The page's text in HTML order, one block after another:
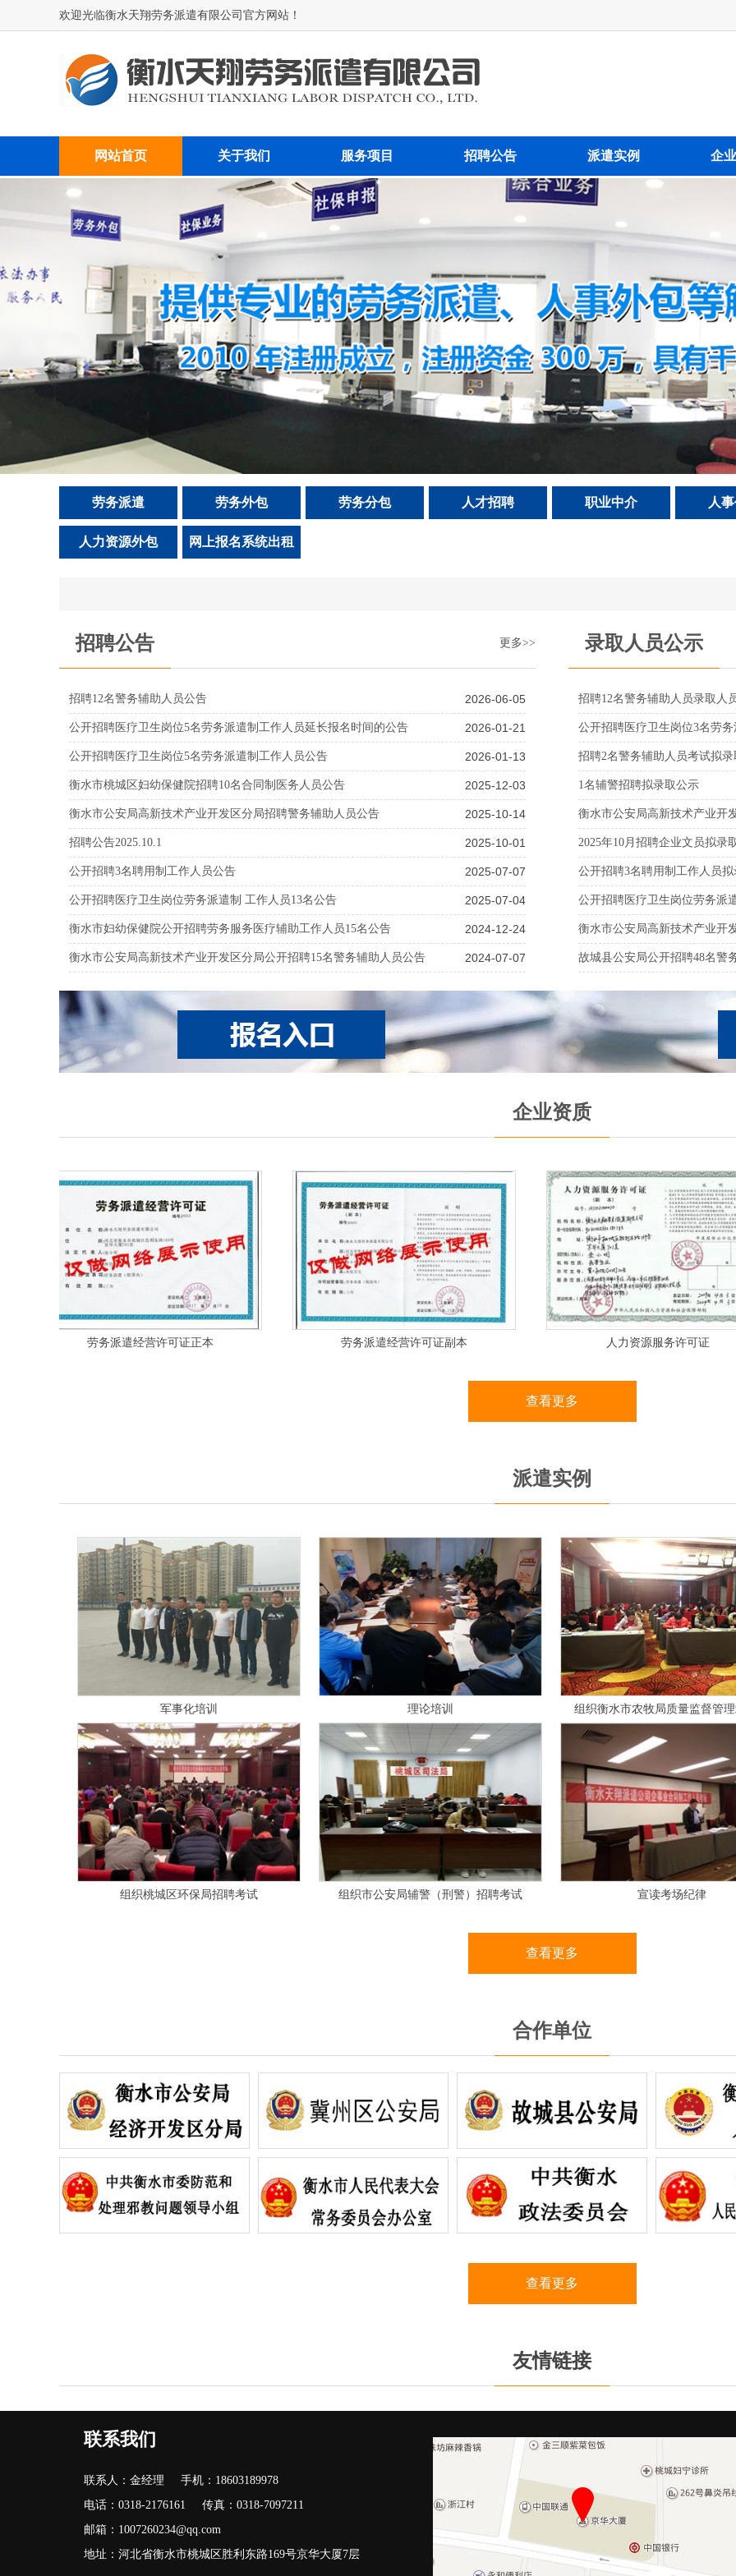
欢迎光临衡水天翔劳务派遣有限公司官方网站！
网站首页 关于我们 服务项目 招聘公告 派遣实例 企
劳务派遣 劳务外包 劳务分包 人才招聘 职业中介 人
人力资源外包 网上报名系统出租
招聘公告 更多>>
2026-06-05
招聘12名警务辅助人员公告
2026-01-21
公开招聘医疗卫生岗位5名劳务派遣制工作人员延长报名时间的公告
2026-01-13
公开招聘医疗卫生岗位5名劳务派遣制工作人员公告
2025-12-03
衡水市桃城区妇幼保健院招聘10名合同制医务人员公告
2025-10-14
衡水市公安局高新技术产业开发区分局招聘警务辅助人员公告
2025-10-01
招聘公告2025.10.1
2025-07-07
公开招聘3名聘用制工作人员公告
2025-07-04
公开招聘医疗卫生岗位劳务派遣制 工作人员13名公告
2024-12-24
衡水市妇幼保健院公开招聘劳务服务医疗辅助工作人员15名公告
2024-07-07
衡水市公安局高新技术产业开发区分局公开招聘15名警务辅助人员公告
录取人员公示
招聘12名警务辅助人员录取人
公开招聘医疗卫生岗位3名劳
招聘2名警务辅助人员考试拟
1名辅警招聘拟录取公示
衡水市公安局高新技术产业开
2025年10月招聘企业文员拟录
公开招聘3名聘用制工作人员
公开招聘医疗卫生岗位劳务派
衡水市公安局高新技术产业开
故城县公安局公开招聘48名警
企业资质
劳务派遣经营许可证正本 劳务派遣经营许可证副本 人力资源服务许可证
查看更多
派遣实例
衡水市公安局辅警考生面试 考生信息核对 考生核验试卷密封
衡水市公安局辅警考试笔试考场 面试考场 笔试考场
查看更多
合作单位
查看更多
友情链接
联系我们
联系人：金经理
手机：18603189978
电话：0318-2176161
传真：0318-7097211
邮箱：1007260234@qq.com
地址：河北省衡水市桃城区胜利东路169号京华大厦7层